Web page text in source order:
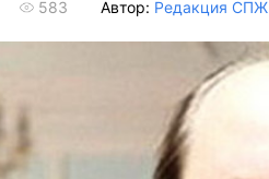
583 Автор: Редакция СПЖ